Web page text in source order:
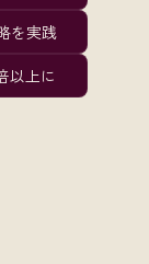
を実践
以上に